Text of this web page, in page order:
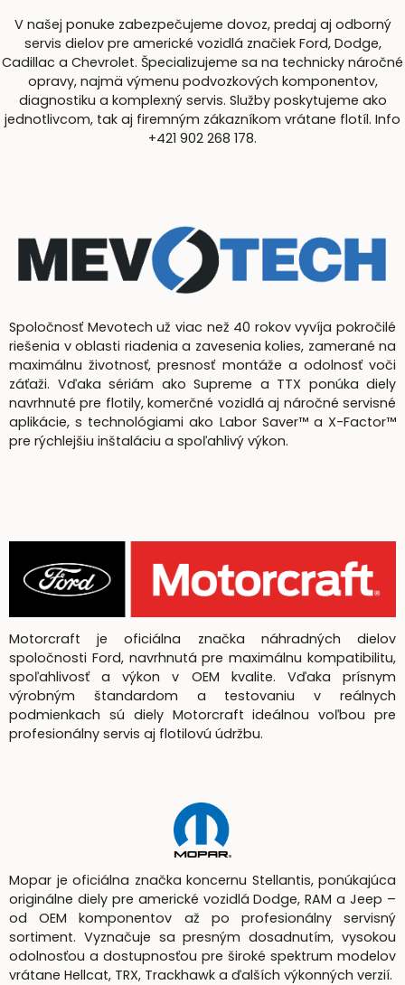
V našej ponuke zabezpečujeme dovoz, predaj aj odborný
servis dielov pre americké vozidlá značiek Ford, Dodge,
Cadillac a Chevrolet. Špecializujeme sa na technicky náročné
opravy, najmä výmenu podvozkových komponentov,
diagnostiku a komplexný servis. Služby poskytujeme ako
jednotlivcom, tak aj firemným zákazníkom vrátane flotíl. Info
+421 902 268 178.
Spoločnosť Mevotech už viac než 40 rokov vyvíja pokročilé
riešenia v oblasti riadenia a zavesenia kolies, zamerané na
maximálnu životnosť, presnosť montáže a odolnosť voči
záťaži. Vďaka sériám ako Supreme a TTX ponúka diely
navrhnuté pre flotily, komerčné vozidlá aj náročné servisné
aplikácie, s technológiami ako Labor Saver™ a X-Factor™
pre rýchlejšiu inštaláciu a spoľahlivý výkon.
Motorcraft je oficiálna značka náhradných dielov
spoločnosti Ford, navrhnutá pre maximálnu kompatibilitu,
spoľahlivosť a výkon v OEM kvalite. Vďaka prísnym
výrobným štandardom a testovaniu v reálnych
podmienkach sú diely Motorcraft ideálnou voľbou pre
profesionálny servis aj flotilovú údržbu.
Mopar je oficiálna značka koncernu Stellantis, ponúkajúca
originálne diely pre americké vozidlá Dodge, RAM a Jeep –
od OEM komponentov až po profesionálny servisný
sortiment. Vyznačuje sa presným dosadnutím, vysokou
odolnosťou a dostupnosťou pre široké spektrum modelov
vrátane Hellcat, TRX, Trackhawk a ďalších výkonných verzií.